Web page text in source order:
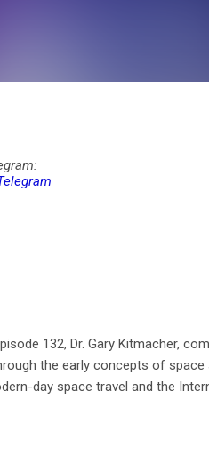
132, Dr. Gary Kitmacher,
the early concepts of
day space travel and the